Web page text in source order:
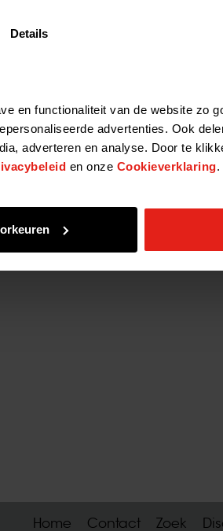
Details
en functionaliteit van de website zo
advertenties. Ook
adverteren en analyse. Door te
en onze Cookieverklaring.
Home Contact Zoek